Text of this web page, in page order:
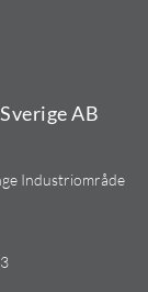
AB
Industriområde